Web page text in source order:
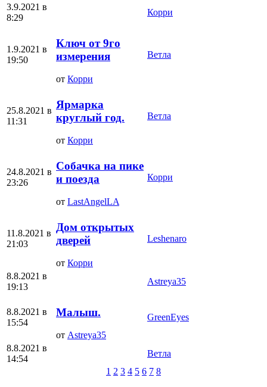
3.9.2021 в
8:29
Корри
1.9.2021 в
19:50
Ключ от 9го
измерения
от Корри
Ветла
25.8.2021 в
11:31
Ярмарка
круглый год.
от Корри
Ветла
24.8.2021 в
23:26
Собачка на пике
и поезда
от LastAngelLA
Корри
11.8.2021 в
21:03
Дом открытых
дверей
от Корри
Leshenaro
8.8.2021 в
19:13
Аstreya35
8.8.2021 в
15:54
Малыш.
от Аstreya35
GreenEyes
8.8.2021 в
14:54
Ветла
1 2 3 4 5 6 7 8